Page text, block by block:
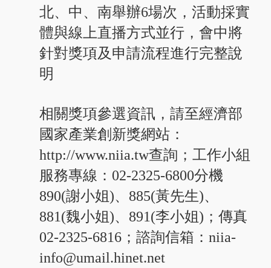
北、中、南舉辦6場次，活動採實
體與線上直播方式並行，會中將
針對獎項及申請流程進行完整說
明
相關獎項參選資訊，請至經濟部
國家產業創新獎網站：
http://www.niia.tw查詢；工作小組
服務專線：02-2325-6800分機
890(謝小姐)、885(黃先生)、
881(魏小姐)、891(李小姐)；傳真
02-2325-6816；諮詢信箱：niia-
info@umail.hinet.net